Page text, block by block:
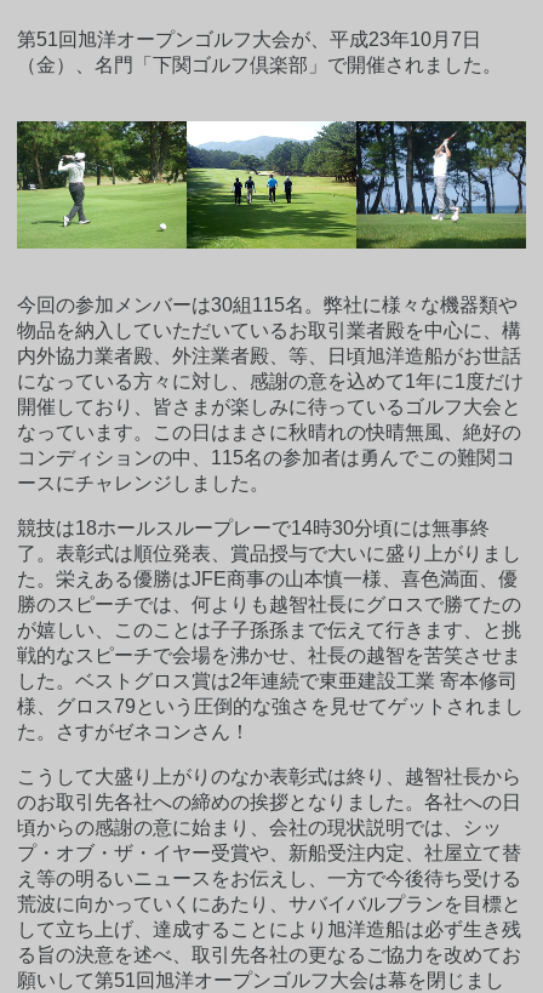
第51回旭洋オープンゴルフ大会が、平成23年10月7日
（金）、名門「下関ゴルフ倶楽部」で開催されました。
今回の参加メンバーは30組115名。弊社に様々な機器類や
物品を納入していただいているお取引業者殿を中心に、構
内外協力業者殿、外注業者殿、等、日頃旭洋造船がお世話
になっている方々に対し、感謝の意を込めて1年に1度だけ
開催しており、皆さまが楽しみに待っているゴルフ大会と
なっています。この日はまさに秋晴れの快晴無風、絶好の
コンディションの中、115名の参加者は勇んでこの難関コ
ースにチャレンジしました。
競技は18ホールスループレーで14時30分頃には無事終
了。表彰式は順位発表、賞品授与で大いに盛り上がりまし
た。栄えある優勝はJFE商事の山本慎一様、喜色満面、優
勝のスピーチでは、何よりも越智社長にグロスで勝てたの
が嬉しい、このことは子子孫孫まで伝えて行きます、と挑
戦的なスピーチで会場を沸かせ、社長の越智を苦笑させま
した。ベストグロス賞は2年連続で東亜建設工業 寄本修司
様、グロス79という圧倒的な強さを見せてゲットされまし
た。さすがゼネコンさん！
こうして大盛り上がりのなか表彰式は終り、越智社長から
のお取引先各社への締めの挨拶となりました。各社への日
頃からの感謝の意に始まり、会社の現状説明では、シッ
プ・オブ・ザ・イヤー受賞や、新船受注内定、社屋立て替
え等の明るいニュースをお伝えし、一方で今後待ち受ける
荒波に向かっていくにあたり、サバイバルプランを目標と
して立ち上げ、達成することにより旭洋造船は必ず生き残
る旨の決意を述べ、取引先各社の更なるご協力を改めてお
願いして第51回旭洋オープンゴルフ大会は幕を閉じまし